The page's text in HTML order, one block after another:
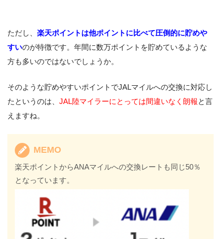
ただし、 楽天ポイントは他ポイントに比べて圧倒的に貯めや
すいのが特徴です。年間に数万ポイントを貯めているような
方も多いのではないでしょうか。
そのような貯めやすいポイントでJALマイルへの交換に対応し
たというのは、 JAL陸マイラーにとっては間違いなく朗報と言
えますね。
MEMO
楽天ポイントからANAマイルへの交換レートも同じ50％
となっています。